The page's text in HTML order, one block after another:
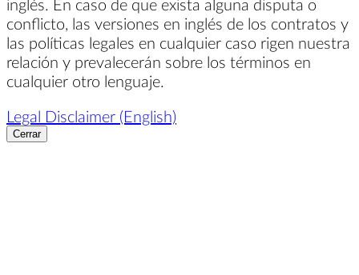
inglés. En caso de que exista alguna disputa o
conflicto, las versiones en inglés de los contratos y
las políticas legales en cualquier caso rigen nuestra
relación y prevalecerán sobre los términos en
cualquier otro lenguaje.
Legal Disclaimer (English)
Cerrar